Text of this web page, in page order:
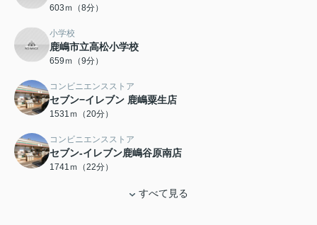
603ｍ（8分）
小学校
鹿嶋市立高松小学校
659ｍ（9分）
コンビニエンスストア
セブン−イレブン 鹿嶋粟生店
1531ｍ（20分）
コンビニエンスストア
セブン-イレブン鹿嶋谷原南店
1741ｍ（22分）
すべて見る